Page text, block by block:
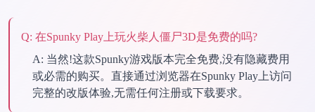
Q: 在Spunky Play上玩火柴人僵尸3D是免费的吗?
A: 当然!这款Spunky游戏版本完全免费,没有隐藏费用
或必需的购买。直接通过浏览器在Spunky Play上访问
完整的改版体验,无需任何注册或下载要求。